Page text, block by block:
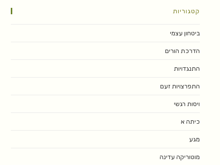
קטגוריות
ביטחון עצמי
הדרכת הורים
התנגדויות
התפרצויות זעם
ויסות רגשי
כיתה א
מגע
מוטוריקה עדינה